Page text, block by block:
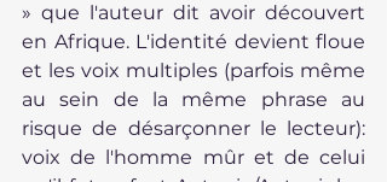
» que l'auteur dit avoir découvert
en Afrique. L'identité devient floue
et les voix multiples (parfois même
au sein de la même phrase au
risque de désarçonner le lecteur):
voix de l'homme mûr et de celui